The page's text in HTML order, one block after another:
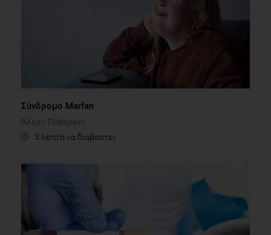
Σύνδρομο Marfan
Άλλες Παθήσεις
3 λεπτά να διαβαστεί